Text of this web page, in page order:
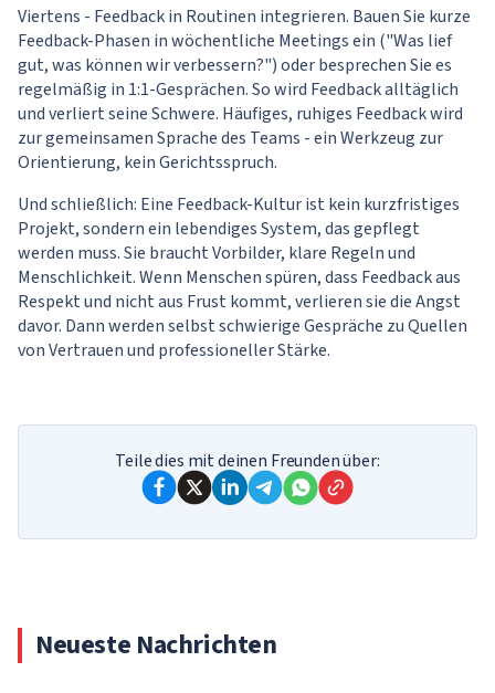
Viertens - Feedback in Routinen integrieren. Bauen Sie kurze
Feedback-Phasen in wöchentliche Meetings ein ("Was lief
gut, was können wir verbessern?") oder besprechen Sie es
regelmäßig in 1:1-Gesprächen. So wird Feedback alltäglich
und verliert seine Schwere. Häufiges, ruhiges Feedback wird
zur gemeinsamen Sprache des Teams - ein Werkzeug zur
Orientierung, kein Gerichtsspruch.
Und schließlich: Eine Feedback-Kultur ist kein kurzfristiges
Projekt, sondern ein lebendiges System, das gepflegt
werden muss. Sie braucht Vorbilder, klare Regeln und
Menschlichkeit. Wenn Menschen spüren, dass Feedback aus
Respekt und nicht aus Frust kommt, verlieren sie die Angst
davor. Dann werden selbst schwierige Gespräche zu Quellen
von Vertrauen und professioneller Stärke.
Teile dies mit deinen Freunden über:
Neueste Nachrichten